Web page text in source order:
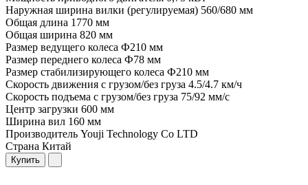
Наружная ширина вилки (регулируемая) 560/680 мм
Общая длина 1770 мм
Общая ширина 820 мм
Размер ведущего колеса Ф210 мм
Размер переднего колеса Ф78 мм
Размер стабилизирующего колеса Ф210 мм
Скорость движения с грузом/без груза 4.5/4.7 км/ч
Скорость подъема с грузом/без груза 75/92 мм/с
Центр загрузки 600 мм
Ширина вил 160 мм
Производитель Youji Technology Co LTD
Страна Китай
Купить